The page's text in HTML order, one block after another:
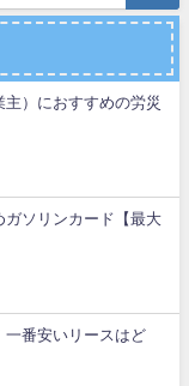
）におすすめの労災
ガソリンカード【最大
一番安いリースはど